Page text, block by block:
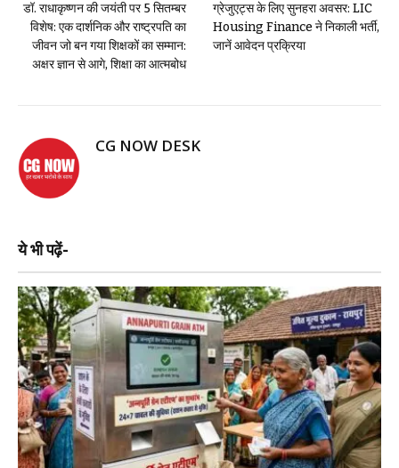
डॉ. राधाकृष्णन की जयंती पर 5 सितम्बर
विशेष: एक दार्शनिक और राष्ट्रपति का
जीवन जो बन गया शिक्षकों का सम्मान:
अक्षर ज्ञान से आगे, शिक्षा का आत्मबोध
ग्रेजुएट्स के लिए सुनहरा अवसर: LIC
Housing Finance ने निकाली भर्ती,
जानें आवेदन प्रक्रिया
CG NOW DESK
ये भी पढ़ें-